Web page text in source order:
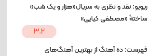
ریویو: نقد و نظری به سریال«هزار و یک شب»
ساختۀ «مصطفی کیایی»
3.2
فهرست: ده آهنگ از بهترین آهنگ‌های